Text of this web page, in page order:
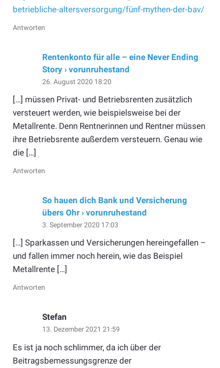
betriebliche-altersversorgung/fünf-mythen-der-bav/
Antworten
Rentenkonto für alle – eine Never Ending
Story › vorunruhestand
26. August 2020 18:20
[…] müssen Privat- und Betriebsrenten zusätzlich
versteuert werden, wie beispielsweise bei der
Metallrente. Denn Rentnerinnen und Rentner müssen
ihre Betriebsrente außerdem versteuern. Genau wie
die […]
Antworten
So hauen dich Bank und Versicherung
übers Ohr › vorunruhestand
3. September 2020 17:03
[…] Sparkassen und Versicherungen hereingefallen –
und fallen immer noch herein, wie das Beispiel
Metallrente […]
Antworten
Stefan
13. Dezember 2021 21:59
Es ist ja noch schlimmer, da ich über der
Beitragsbemessungsgrenze der